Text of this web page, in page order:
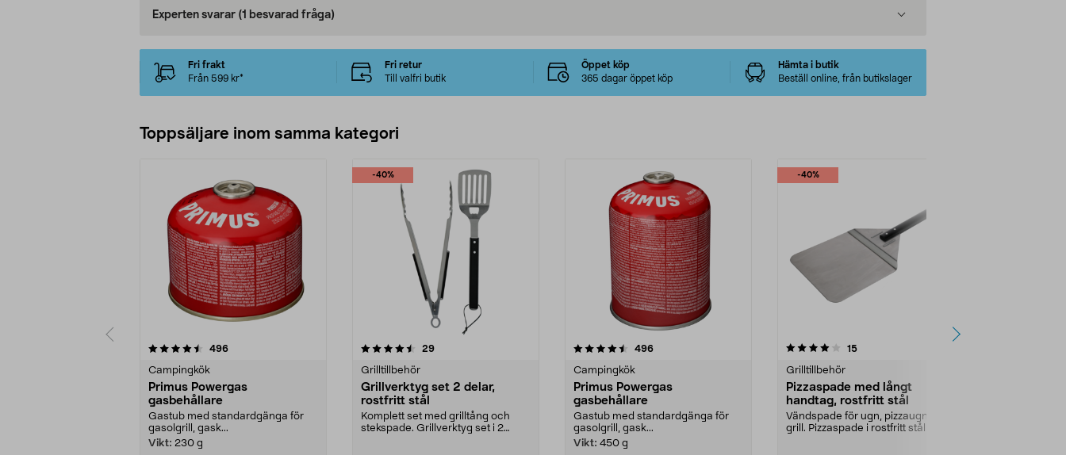
Experten svarar (1 besvarad fråga)
Fri frakt
Från 599 kr*
Fri retur
Till valfri butik
Öppet köp
365 dagar öppet köp
Hämta i butik
Beställ online, från butikslager
Toppsäljare inom samma kategori
496recensioner
Campingkök
Primus Powergas
gasbehållare
Gastub med standardgänga för
gasolgrill, gask...
Vikt: 230 g
-40%
4.5 av 5 stjärnor 29recensioner
Grilltillbehör
Grillverktyg set 2 delar,
rostfritt stål
Komplett set med grilltång och
stekspade. Grillverktyg set i 2
4.5 av 5 stjärnor 496recensioner
Campingkök
Primus Powergas
gasbehållare
Gastub med standardgänga för
gasolgrill, gask...
Vikt: 450 g
-40%
4.0 av 5 stjärnor 15recensioner
Grilltillbehör
Pizzaspade med långt
handtag, rostfritt stål
Vändspade för ugn, pizzaugn och
grill. Pizzaspade i rostfritt stål med
4.5 av 5 stjärnor